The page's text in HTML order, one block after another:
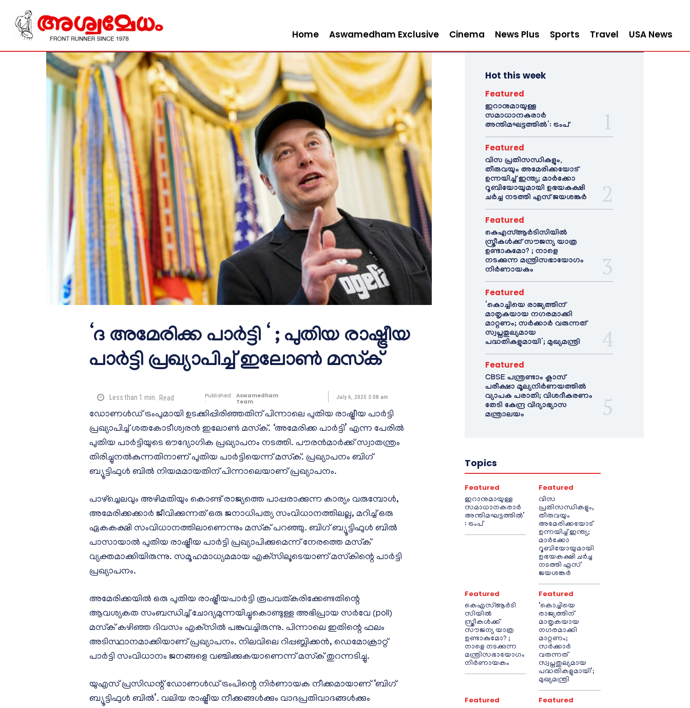
Home Aswamedham Exclusive Cinema News Plus Sports Travel USA News
‘ദ അമേരിക്ക പാര്‍ട്ടി ‘ ; പുതിയ രാഷ്ട്രീയ
പാര്‍ട്ടി പ്രഖ്യാപിച്ച് ഇലോണ്‍ മസ്‌ക്
Less than 1 min. Read
Published
:
Aswamedham
Team
July 6, 2025 3:08 am
ഡോണള്‍ഡ് ട്രംപുമായി ഉടക്കിപ്പിരിഞ്ഞതിന് പിന്നാലെ പുതിയ രാഷ്ട്രീയ പാര്‍ട്ടി
പ്രഖ്യാപിച്ച് ശതകോടീശ്വരന്‍ ഇലോണ്‍ മസ്‌ക്. ‘അമേരിക്ക പാര്‍ട്ടി’ എന്ന പേരില്‍
പുതിയ പാര്‍ട്ടിയുടെ ഔദ്യോഗിക പ്രഖ്യാപനം നടത്തി. പൗരന്‍മാര്‍ക്ക് സ്വാതന്ത്രം
തിരിച്ചുനല്‍കുന്നതിനാണ് പുതിയ പാര്‍ട്ടിയെന്ന് മസ്‌ക്. പ്രഖ്യാപനം ബിഗ്
ബ്യൂട്ടിഫുള്‍ ബില്‍ നിയമമായതിന് പിന്നാലെയാണ് പ്രഖ്യാപനം.
പാഴ്‌ച്ചെലവും അഴിമതിയും കൊണ്ട് രാജ്യത്തെ പാപ്പരാക്കുന്ന കാര്യം വരുമ്പോള്‍,
അമേരിക്കക്കാര്‍ ജീവിക്കുന്നത് ഒരു ജനാധിപത്യ സംവിധാനത്തിലല്ല, മറിച്ച് ഒരു
ഏകകക്ഷി സംവിധാനത്തിലാണെന്നും മസ്‌ക് പറഞ്ഞു. ബിഗ് ബ്യൂട്ടിഫുള്‍ ബില്‍
പാസായാല്‍ പുതിയ രാഷ്ട്രീയ പാര്‍ട്ടി പ്രഖ്യാപിക്കുമെന്ന് നേരത്തെ മസ്‌ക്
വ്യക്തമാക്കിയിരുന്നു. സമൂഹമാധ്യമമായ എക്‌സിലൂടെയാണ് മസ്‌കിന്റെ പാര്‍ട്ടി
പ്രഖ്യാപനം.
അമേരിക്കയില്‍ ഒരു പുതിയ രാഷ്ട്രീയപാര്‍ട്ടി രൂപവത്കരിക്കേണ്ടതിന്റെ
ആവശ്യകത സംബന്ധിച്ച് ചോദ്യമുന്നയിച്ചുകൊണ്ടുള്ള അഭിപ്രായ സര്‍വേ (poll)
മസ്‌ക് കഴിഞ്ഞ ദിവസം എക്‌സില്‍ പങ്കുവച്ചിരുന്നു. പിന്നാലെ ഇതിന്റെ ഫലം
അടിസ്ഥാനമാക്കിയാണ് പ്രഖ്യാപനം. നിലവിലെ റിപ്പബ്ലിക്കന്‍, ഡെമോക്രാറ്റ്
പാര്‍ട്ടി സംവിധാനം ജനങ്ങളെ വഞ്ചിക്കുകയാണെന്ന് മസ്‌ക് തുറന്നടിച്ചു.
യുഎസ് പ്രസിഡന്റ് ഡോണള്‍ഡ് ട്രംപിന്റെ നിര്‍ണായക നീക്കമായാണ് ‘ബിഗ്
ബ്യൂട്ടിഫുള്‍ ബില്‍’. വലിയ രാഷ്ട്രീയ നീക്കങ്ങള്‍ക്കും വാദപ്രതിവാദങ്ങള്‍ക്കും
Hot this week
Featured
ഇറാനുമായുള്ള
സമാധാനകരാർ
അന്തിമഘട്ടത്തിൽ‌’: ട്രംപ്
Featured
വിസ പ്രതിസന്ധികളും,
തീരുവയും അമേരിക്കയോട്
ഉന്നയിച്ച് ഇന്ത്യ; മാർക്കോ
റൂബിയോയുമായി ഉഭയകക്ഷി
ചർച്ച നടത്തി എസ് ജയശങ്കർ
Featured
കെഎസ്ആർടിസിയിൽ
സ്ത്രീകൾക്ക് സൗജന്യ യാത്ര
ഉണ്ടാകുമോ? ; നാളെ
നടക്കുന്ന മന്ത്രിസഭായോഗം
നിർണായകം
Featured
‘കൊച്ചിയെ രാജ്യത്തിന്
മാതൃകയായ നഗരമാക്കി
മാറ്റണം; സർക്കാർ വരുന്നത്
സ്വപ്നതുല്യമായ
പദ്ധതികളുമായി’; മുഖ്യമന്ത്രി
Featured
CBSE പന്ത്രണ്ടാം ക്ലാസ്
പരീക്ഷാ മൂല്യനിർണയത്തിൽ
വ്യാപക പരാതി; വിശദീകരണം
തേടി കേന്ദ്ര വിദ്യാഭ്യാസ
മന്ത്രാലയം
Topics
Featured
ഇറാനുമായുള്ള
സമാധാനകരാർ
അന്തിമഘട്ടത്തിൽ‌’
: ട്രംപ്
Featured
വിസ
പ്രതിസന്ധികളും,
തീരുവയും
അമേരിക്കയോട്
ഉന്നയിച്ച് ഇന്ത്യ;
മാർക്കോ
റൂബിയോയുമായി
ഉഭയകക്ഷി ചർച്ച
നടത്തി എസ്
ജയശങ്കർ
Featured
കെഎസ്ആർടി
സിയിൽ
സ്ത്രീകൾക്ക്
സൗജന്യ യാത്ര
ഉണ്ടാകുമോ? ;
നാളെ നടക്കുന്ന
മന്ത്രിസഭായോഗം
നിർണായകം
Featured
‘കൊച്ചിയെ
രാജ്യത്തിന്
മാതൃകയായ
നഗരമാക്കി
മാറ്റണം;
സർക്കാർ
വരുന്നത്
സ്വപ്നതുല്യമായ
പദ്ധതികളുമായി’;
മുഖ്യമന്ത്രി
Featured Featured